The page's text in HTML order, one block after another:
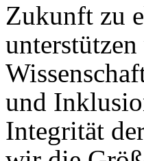
Zukunft zu
und
Integrität